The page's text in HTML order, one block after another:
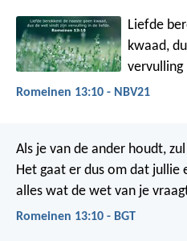
Liefde
kwaad,
vervulling
Romeinen 13:10 - NBV21
Als je van de ander houdt,
Het gaat er dus om dat jullie
alles wat de wet van je
Romeinen 13:10 - BGT